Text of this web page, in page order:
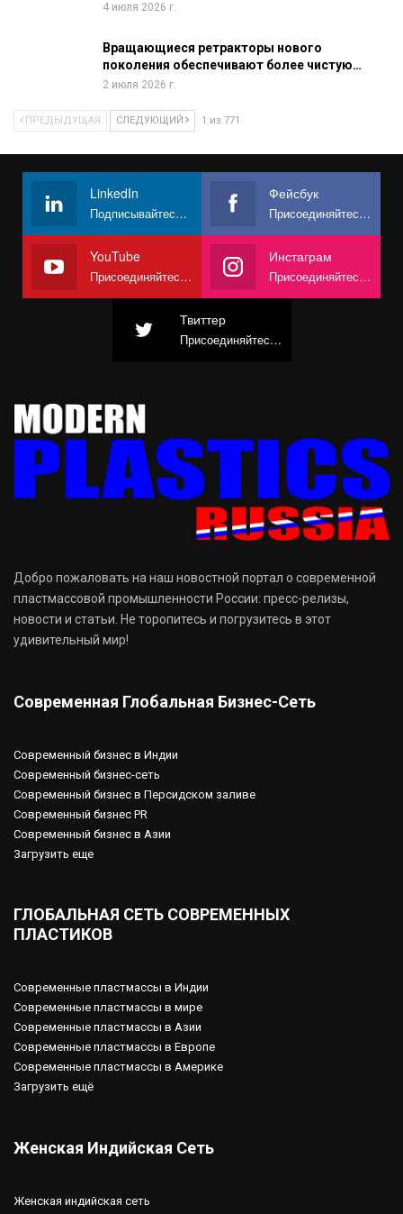
4 июля 2026 г.
Вращающиеся ретракторы нового
поколения обеспечивают более чистую…
2 июля 2026 г.
ПРЕДЫДУЩАЯ СЛЕДУЮЩИЙ 1 из 771
LinkedIn
Подписывайтесь на нас
Фейсбук
Присоединяйтесь к нам в Facebook
YouTube
Присоединяйтесь к нам на YouTube
Инстаграм
Присоединяйтесь к нам в Instagram
Твиттер
Присоединяйтесь к нам в Твиттере
Добро пожаловать на наш новостной портал о современной
пластмассовой промышленности России: пресс-релизы,
новости и статьи. Не торопитесь и погрузитесь в этот
удивительный мир!
Современная Глобальная Бизнес-Сеть
Современный бизнес в Индии
Современный бизнес-сеть
Современный бизнес в Персидском заливе
Современный бизнес PR
Современный бизнес в Азии
Загрузить еще
ГЛОБАЛЬНАЯ СЕТЬ СОВРЕМЕННЫХ
ПЛАСТИКОВ
Современные пластмассы в Индии
Современные пластмассы в мире
Современные пластмассы в Азии
Современные пластмассы в Европе
Современные пластмассы в Америке
Загрузить ещё
Женская Индийская Сеть
Женская индийская сеть